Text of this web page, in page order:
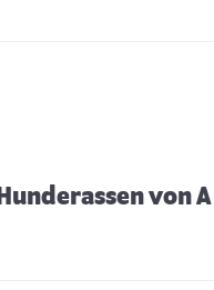
Hunderassen von